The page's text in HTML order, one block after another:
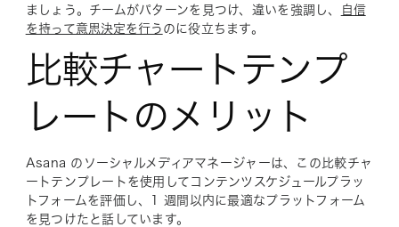
ましょう。チームがパターンを見つけ、違いを強調し、
自信
を持って意思決定を行う のに役立ちます。
比較チャートテンプ
レートのメリット
Asana のソーシャルメディアマネージャーは、この比較チャ
ートテンプレートを使用してコンテンツスケジュールプラッ
トフォームを評価し、1 週間以内に最適なプラットフォーム
を見つけたと話しています。